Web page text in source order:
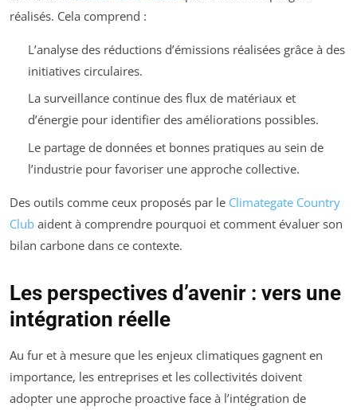
réalisés. Cela comprend :
L’analyse des réductions d’émissions réalisées grâce à des
initiatives circulaires.
La surveillance continue des flux de matériaux et
d’énergie pour identifier des améliorations possibles.
Le partage de données et bonnes pratiques au sein de
l’industrie pour favoriser une approche collective.
Des outils comme ceux proposés par le Climategate Country
Club aident à comprendre pourquoi et comment évaluer son
bilan carbone dans ce contexte.
Les perspectives d’avenir : vers une
intégration réelle
Au fur et à mesure que les enjeux climatiques gagnent en
importance, les entreprises et les collectivités doivent
adopter une approche proactive face à l’intégration de